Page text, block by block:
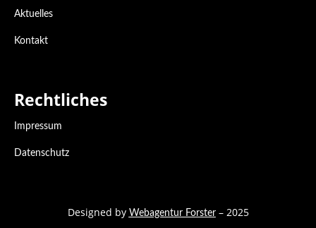
Aktuelles
Kontakt
Rechtliches
Impressum
Datenschutz
Designed by Webagentur Forster– 2025